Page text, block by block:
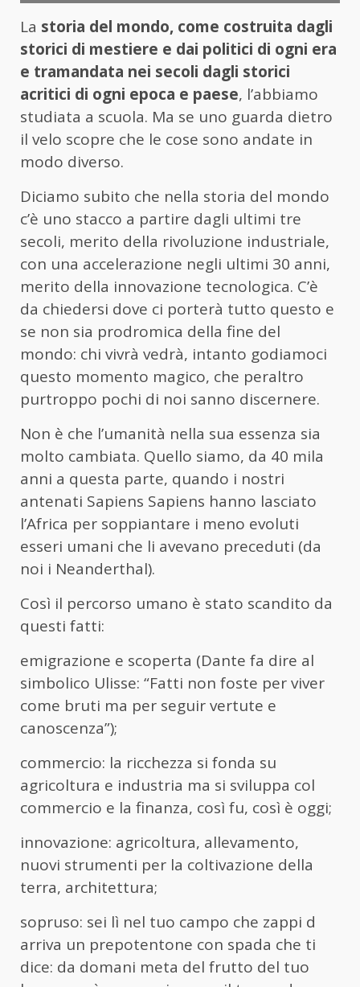
La storia del mondo, come costruita dagli
storici di mestiere e dai politici di ogni era
e tramandata nei secoli dagli storici
acritici di ogni epoca e paese, l’abbiamo
studiata a scuola. Ma se uno guarda dietro
il velo scopre che le cose sono andate in
modo diverso.
Diciamo subito che nella storia del mondo
c’è uno stacco a partire dagli ultimi tre
secoli, merito della rivoluzione industriale,
con una accelerazione negli ultimi 30 anni,
merito della innovazione tecnologica. C’è
da chiedersi dove ci porterà tutto questo e
se non sia prodromica della fine del
mondo: chi vivrà vedrà, intanto godiamoci
questo momento magico, che peraltro
purtroppo pochi di noi sanno discernere.
Non è che l’umanità nella sua essenza sia
molto cambiata. Quello siamo, da 40 mila
anni a questa parte, quando i nostri
antenati Sapiens Sapiens hanno lasciato
l’Africa per soppiantare i meno evoluti
esseri umani che li avevano preceduti (da
noi i Neanderthal).
Così il percorso umano è stato scandito da
questi fatti:
emigrazione e scoperta (Dante fa dire al
simbolico Ulisse: “Fatti non foste per viver
come bruti ma per seguir vertute e
canoscenza”);
commercio: la ricchezza si fonda su
agricoltura e industria ma si sviluppa col
commercio e la finanza, così fu, così è oggi;
innovazione: agricoltura, allevamento,
nuovi strumenti per la coltivazione della
terra, architettura;
sopruso: sei lì nel tuo campo che zappi d
arriva un prepotentone con spada che ti
dice: da domani meta del frutto del tuo